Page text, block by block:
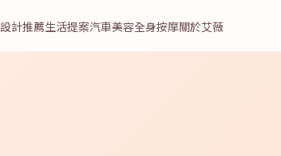
設計推薦生活提案汽車美容全身按摩關於艾薇